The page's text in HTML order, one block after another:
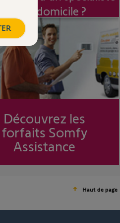
à mon domicile ?
Découvrez les
forfaits Somfy
Assistance
Haut de page